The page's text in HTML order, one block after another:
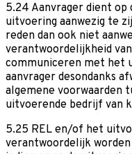
5.24 Aanvrager dient op
uitvoering aanwezig te
reden dan ook niet
verantwoordelijkheid
communiceren met het
aanvrager desondanks
algemene voorwaarden
uitvoerende bedrijf van
5.25 REL en/of het
verantwoordelijk worden